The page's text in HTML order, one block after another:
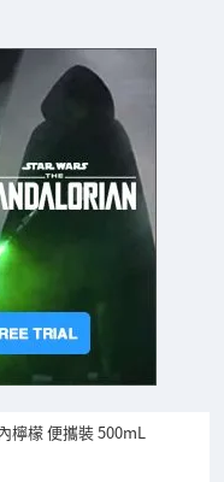
檸檬 便攜裝 500mL